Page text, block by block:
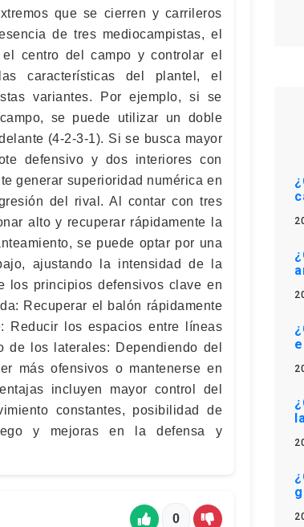
que se cierren y carrileros
de tres mediocampistas, el
centro del campo y controlar el
características del plantel, el
variantes. Por ejemplo, si se
se puede utilizar un doble
(4-2-3-1). Si se busca mayor
defensivo y dos interiores con
generar superioridad numérica en
del rival. Al contar con tres
alto y recuperar rápidamente la
se puede optar por una
ajustando la intensidad de la
los principios defensivos clave en
Recuperar el balón rápidamente
Reducir los espacios entre líneas
los laterales: Dependiendo del
más ofensivos o mantenerse en
incluyen mayor control del
constantes, posibilidad de
y mejoras en la defensa y
0